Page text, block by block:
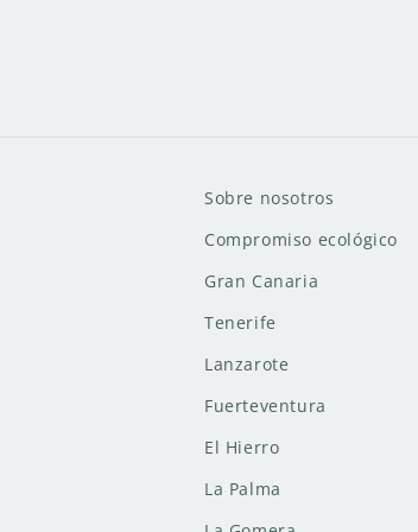
Sobre nosotros
Compromiso ecológico
Gran Canaria
Tenerife
Lanzarote
Fuerteventura
El Hierro
La Palma